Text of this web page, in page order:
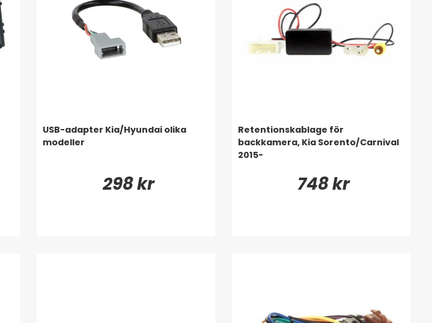
USB-adapter Kia/Hyundai olika
modeller
298 kr
Retentionskablage för
backkamera, Kia Sorento/Carnival
2015-
748 kr